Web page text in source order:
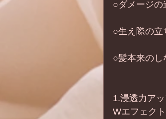
○ダメージの
○生え際の立
○髪本来のし
1.浸透力ア
Wエフェク